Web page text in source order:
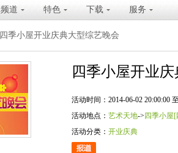
频道 特色 下载 服务
四季小屋开业庆典大型综艺晚会
四季小屋开业
活动时间：2014-06-02 20:00:00
活动地点： 艺术天地-> 四季小屋[
活动分类： 开业庆典